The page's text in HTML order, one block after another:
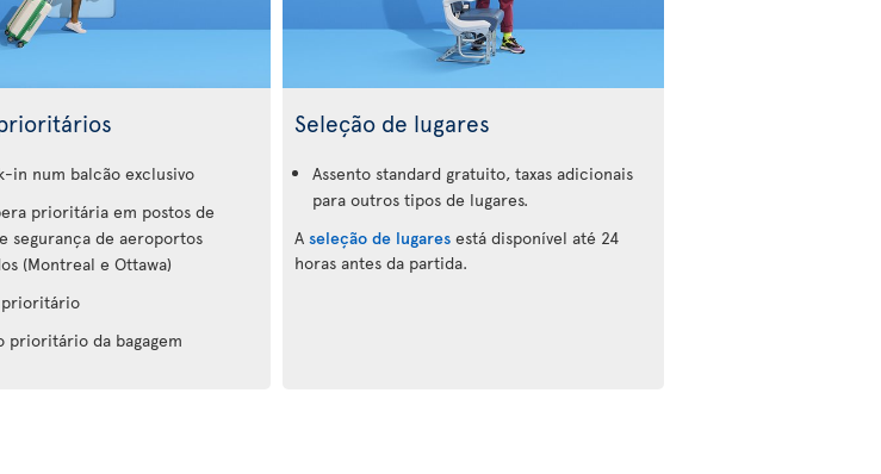
in num balcão exclusivo
prioritária em postos de
segurança de aeroportos
(Montreal e Ottawa)
prioritário
prioritário da bagagem
Seleção de lugares
Assento standard gratuito, taxas adicionais
para outros tipos de lugares.
A seleção de lugares está disponível até 24
horas antes da partida.